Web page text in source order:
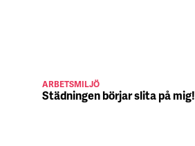
ARBETSMILJÖ
Städningen börjar slita på mig!